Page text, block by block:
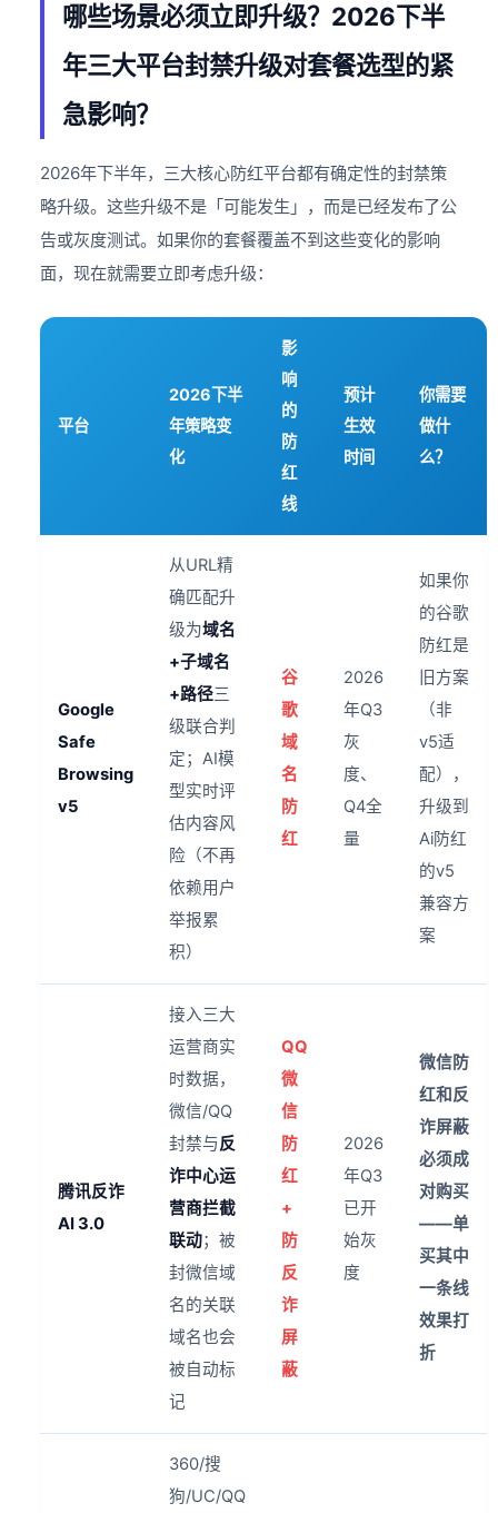
哪些场景必须立即升级？2026下半
年三大平台封禁升级对套餐选型的紧
急影响？
2026年下半年，三大核心防红平台都有确定性的封禁策
略升级。这些升级不是「可能发生」，而是已经发布了公
告或灰度测试。如果你的套餐覆盖不到这些变化的影响
面，现在就需要立即考虑升级：
平台
2026下半
年策略变
化
影
响
的
防
红
线
预计
生效
时间
你需要
做什
么？
Google
Safe
Browsing
v5
从URL精
确匹配升
级为域名
+子域名
+路径三
级联合判
定；AI模
型实时评
估内容风
险（不再
依赖用户
举报累
积）
谷
歌
域
名
防
红
2026
年Q3
灰
度、
Q4全
量
如果你
的谷歌
防红是
旧方案
（非
v5适
配），
升级到
Ai防红
的v5
兼容方
案
腾讯反诈
AI 3.0
接入三大
运营商实
时数据，
微信/QQ
封禁与反
诈中心运
营商拦截
联动；被
封微信域
名的关联
域名也会
被自动标
记
QQ
微
信
防
红
+
防
反
诈
屏
蔽
2026
年Q3
已开
始灰
度
微信防
红和反
诈屏蔽
必须成
对购买
——单
买其中
一条线
效果打
折
360/搜
狗/UC/QQ